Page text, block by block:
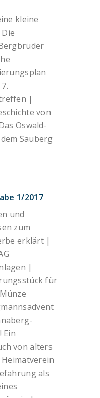
kleine
|
von
Oswald-
Sauberg
1/2017
und
zum
erklärt |
|
für
Ein
von alters
als